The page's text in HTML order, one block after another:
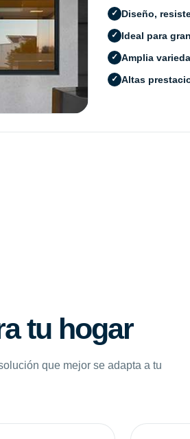
Diseño,
Ideal para
Amplia
Altas
tu hogar
que mejor se adapta a tu